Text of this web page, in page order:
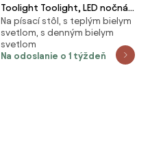
Toolight Toolight, LED nočná
lampa, 5W, 500lm, APP1366-T,
hnedá, OSW-08329
Na písací stôl, s teplým bielym
svetlom, s denným bielym
svetlom
Na odoslanie o 1 týždeň